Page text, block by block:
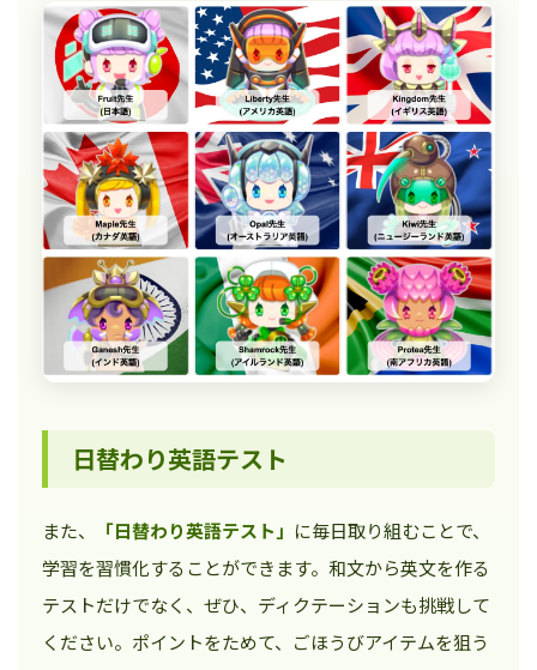
日替わり英語テスト
また、 「日替わり英語テスト」 に毎日取り組むことで、
学習を習慣化することができます。和文から英文を作る
テストだけでなく、ぜひ、ディクテーションも挑戦して
ください。ポイントをためて、ごほうびアイテムを狙う